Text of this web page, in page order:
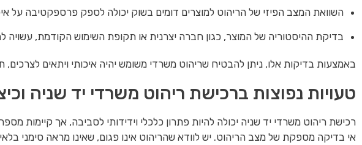
השוואת המצב הפיזי של הריהוט למוצרים דומים בשוק יכולה לספק פרספקטיבה על
בדיקת ההיסטוריה של המוצר, כגון חברה יצרנית או תקופת השימוש הקודמת, עשויה
באמצעות בדיקות אלו, ניתן להבטיח שריהוט משרדי משומש יהיה איכותי ויתאים לצרכים,
טעויות נפוצות ברכישת ריהוט משרדי יד שניה
רכישת ריהוט משרדי יד שניה יכולה להיות פתרון כלכלי וידידותי לסביבה, אך קיימות
אי בדיקה מספקת של מצב הריהוט. יש לוודא שהריהוט אינו פגום, שאינו מראה סימני